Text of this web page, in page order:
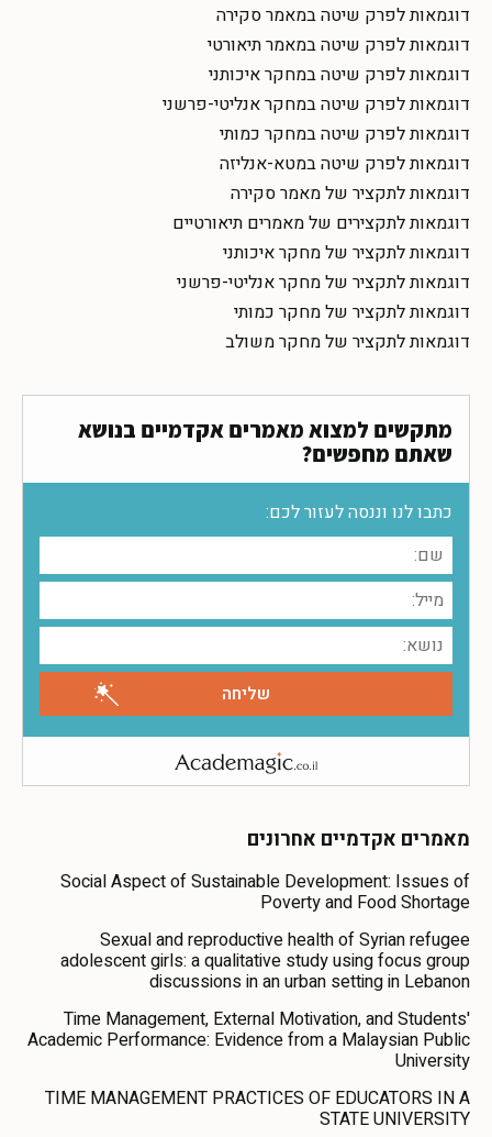
דוגמאות לפרק שיטה במאמר סקירה
דוגמאות לפרק שיטה במאמר תיאורטי
דוגמאות לפרק שיטה במחקר איכותני
דוגמאות לפרק שיטה במחקר אנליטי-פרשני
דוגמאות לפרק שיטה במחקר כמותי
דוגמאות לפרק שיטה במטא-אנליזה
דוגמאות לתקציר של מאמר סקירה
דוגמאות לתקצירים של מאמרים תיאורטיים
דוגמאות לתקציר של מחקר איכותני
דוגמאות לתקציר של מחקר אנליטי-פרשני
דוגמאות לתקציר של מחקר כמותי
דוגמאות לתקציר של מחקר משולב
מתקשים למצוא מאמרים אקדמיים בנושא
שאתם מחפשים?
כתבו לנו וננסה לעזור לכם:
מאמרים אקדמיים אחרונים
Social Aspect of Sustainable Development: Issues of
Poverty and Food Shortage
Sexual and reproductive health of Syrian refugee
adolescent girls: a qualitative study using focus group
discussions in an urban setting in Lebanon
Time Management, External Motivation, and Students'
Academic Performance: Evidence from a Malaysian Public
University
TIME MANAGEMENT PRACTICES OF EDUCATORS IN A
STATE UNIVERSITY